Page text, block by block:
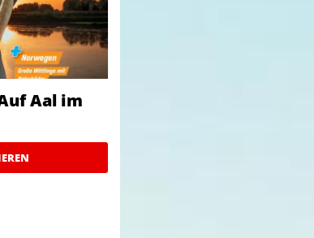
Aal im